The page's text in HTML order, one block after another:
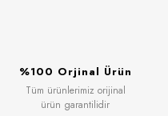
%100 Orjinal Ürün
Tüm ürünlerimiz orijinal
ürün garantilidir